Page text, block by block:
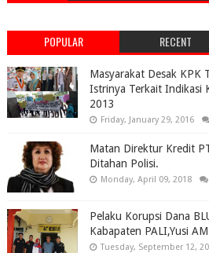
POPULAR RECENT
Masyarakat Desak KPK
Istrinya Terkait Indikasi
2013
Friday, January 29, 2016
Matan Direktur Kredit
Ditahan Polisi.
Monday, April 09, 2018
Pelaku Korupsi Dana
Kabapaten PALI,Yusi
Tuesday, September 12,